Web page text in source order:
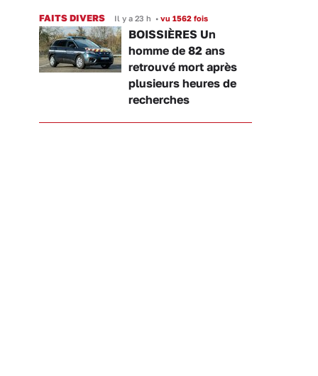
FAITS DIVERS Il y a 23 h • vu 1562 fois
BOISSIÈRES Un
homme de 82 ans
retrouvé mort après
plusieurs heures de
recherches